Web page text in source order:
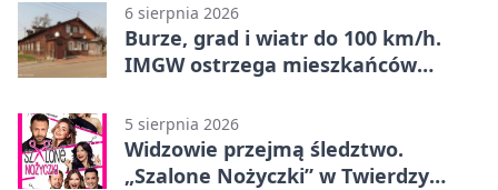
6 sierpnia 2026
Burze, grad i wiatr do 100 km/h.
IMGW ostrzega mieszkańców
5 sierpnia 2026
Widzowie przejmą śledztwo.
„Szalone Nożyczki” w Twierdzy